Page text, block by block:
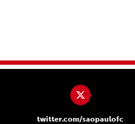
twitter.com/saopaulofc